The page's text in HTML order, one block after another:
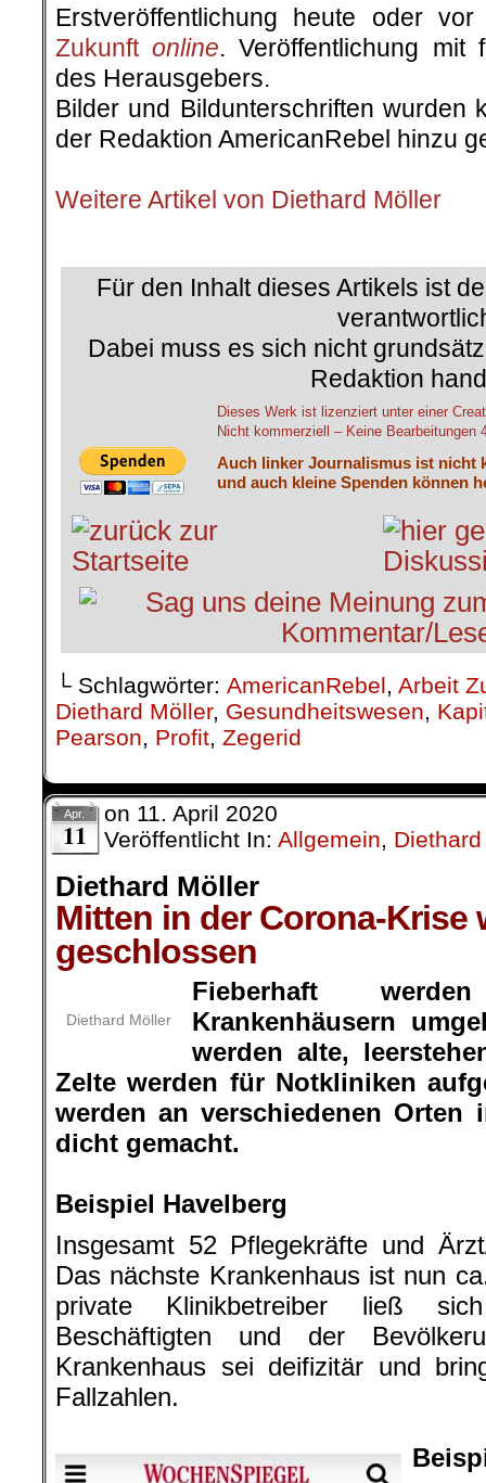
Erstveröffentlichung heute oder
Zukunftonline. Veröffentlichung mit
des Herausgebers.
Bilder und Bildunterschriften wurden
der Redaktion AmericanRebel hinzu
Weitere Artikel von Diethard Möller
Für den Inhalt dieses Artikels ist
Dabei muss es sich nicht
Redaktion
Dieses Werk ist lizenziert unter einer
Nicht kommerziell – Keine Bearbeitungen
Auch linker Journalismus ist nicht
und auch kleine Spenden können
└ Schlagwörter: AmericanRebel, Arbeit
Diethard Möller, Gesundheitswesen,
Pearson, Profit, Zegerid
Apr.
11
on 11. April 2020
Veröffentlicht In: Allgemein,
Diethard Möller
Mitten in der Corona-Krise
geschlossen
Diethard Möller
Fieberhaft
Krankenhäusern
werden alte,
Zelte werden für Notkliniken
werden an verschiedenen Orten
dicht gemacht.
Beispiel Havelberg
Insgesamt 52 Pflegekräfte und
Das nächste Krankenhaus ist nun
private Klinikbetreiber ließ
Beschäftigten und der
Krankenhaus sei deifizitär und
Fallzahlen.